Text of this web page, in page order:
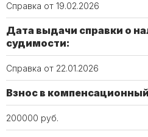
Справка от 19.02.2026
Дата выдачи справки о
судимости:
Справка от 22.01.2026
Взнос в
200000 руб.